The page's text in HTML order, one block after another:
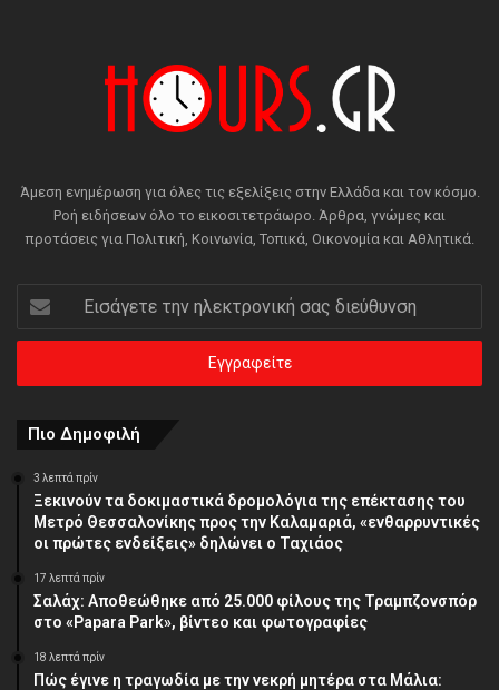
Άμεση ενημέρωση για όλες τις εξελίξεις στην Ελλάδα και τον κόσμο.
Ροή ειδήσεων όλο το εικοσιτετράωρο. Άρθρα, γνώμες και
προτάσεις για Πολιτική, Κοινωνία, Τοπικά, Οικονομία και Αθλητικά.
Εισάγετε
την
ηλεκτρονική
διεύθυνση
Πιο Δημοφιλή
3 λεπτά πρίν
Ξεκινούν τα δοκιμαστικά δρομολόγια της επέκτασης του
Μετρό Θεσσαλονίκης προς την Καλαμαριά, «ενθαρρυντικές
οι πρώτες ενδείξεις» δηλώνει ο Ταχιάος
17 λεπτά πρίν
Σαλάχ: Αποθεώθηκε από 25.000 φίλους της Τραμπζονσπόρ
στο «Papara Park», βίντεο και φωτογραφίες
18 λεπτά πρίν
Πώς έγινε η τραγωδία με την νεκρή μητέρα στα Μάλια: